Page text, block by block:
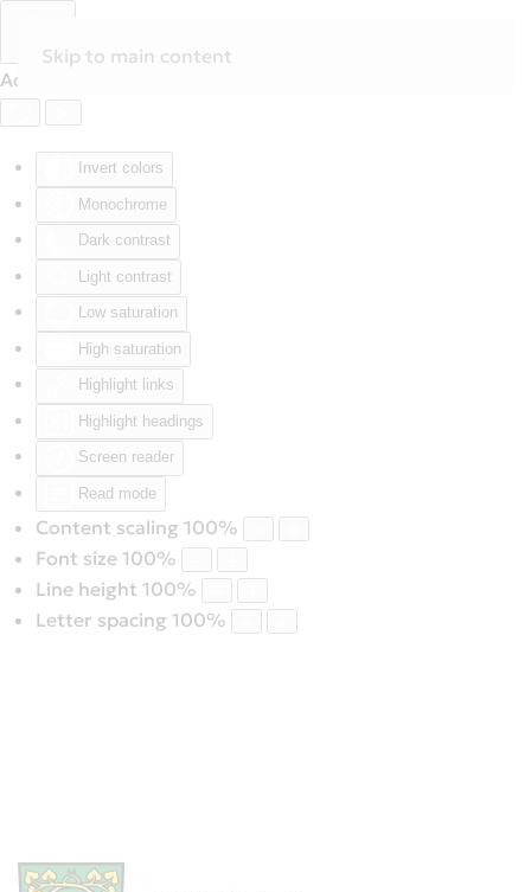
Accessibility Tools
Invert colors
Monochrome
Dark contrast
Light contrast
Low saturation
High saturation
Highlight links
Highlight headings
Screen reader
Read mode
Content scaling 100%
Font size 100%
Line height 100%
Letter spacing 100%
Skip to main content